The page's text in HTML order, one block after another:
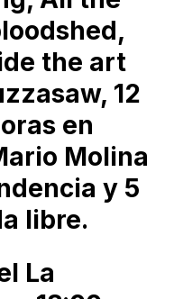
the art
12
en
Molina
y 5
libre.
La